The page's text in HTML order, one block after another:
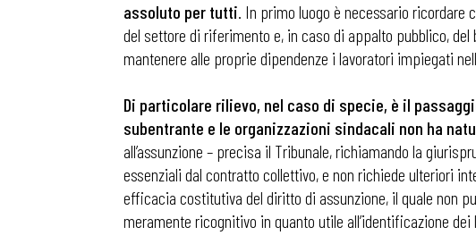
assoluto per tutti. In primo luogo è necessario ricordare
del settore di riferimento e, in caso di appalto pubblico, del
mantenere alle proprie dipendenze i lavoratori impiegati
Di particolare rilievo, nel caso di specie, è il
subentrante e le organizzazioni sindacali non ha
all’assunzione – precisa il Tribunale, richiamando la
essenziali dal contratto collettivo, e non richiede ulteriori
efficacia costitutiva del diritto di assunzione, il quale non
meramente ricognitivo in quanto utile all’identificazione